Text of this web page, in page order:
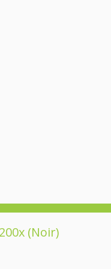
(noir)